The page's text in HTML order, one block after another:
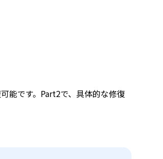
能です。Part2で、具体的な修復